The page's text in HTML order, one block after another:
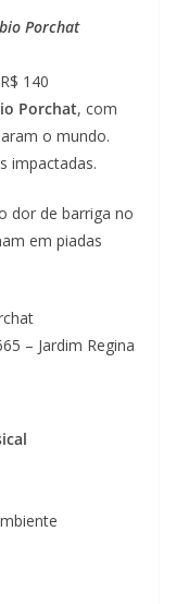
Porchat
140
Porchat, com
o mundo.
impactadas.
dor de barriga no
em piadas
– Jardim Regina